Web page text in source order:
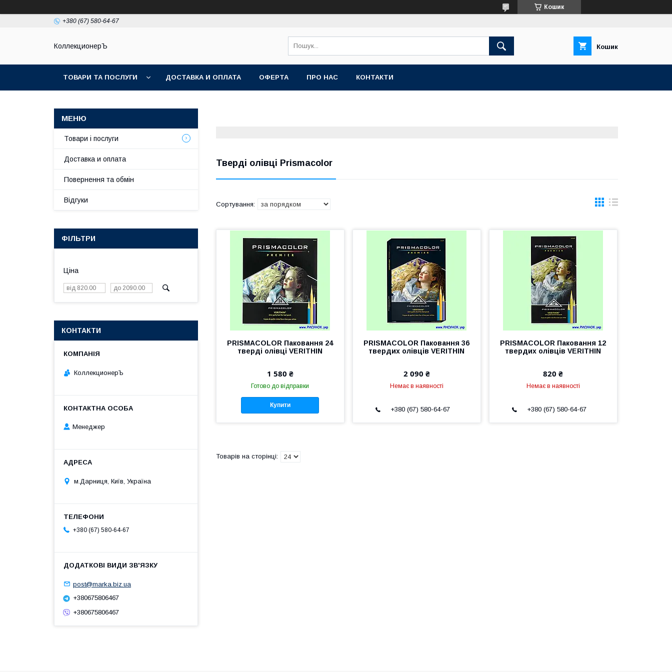
Кошик
+380 (67) 580-64-67
КоллекционерЪ Кошик
ТОВАРИ ТА ПОСЛУГИ ДОСТАВКА И ОПЛАТА ОФЕРТА ПРО НАС КОНТАКТИ
Тверді олівці Prismacolor
PRISMACOLOR Паковання 24
тверді олівці VERITHIN
1 580 ₴
Готово до відправки
Купити
PRISMACOLOR Паковання 36
твердих олівців VERITHIN
2 090 ₴
Немає в наявності
+380 (67) 580-64-67
PRISMACOLOR Паковання 12
твердих олівців VERITHIN
820 ₴
Немає в наявності
+380 (67) 580-64-67
Товари і послуги
Доставка и оплата
Повернення та обмін
Відгуки
ФІЛЬТРИ
Ціна
КОНТАКТИ
КоллекционерЪ
Менеджер
м.Дарниця, Київ, Україна
+380 (67) 580-64-67
post@marka.biz.ua
+380675806467
+380675806467